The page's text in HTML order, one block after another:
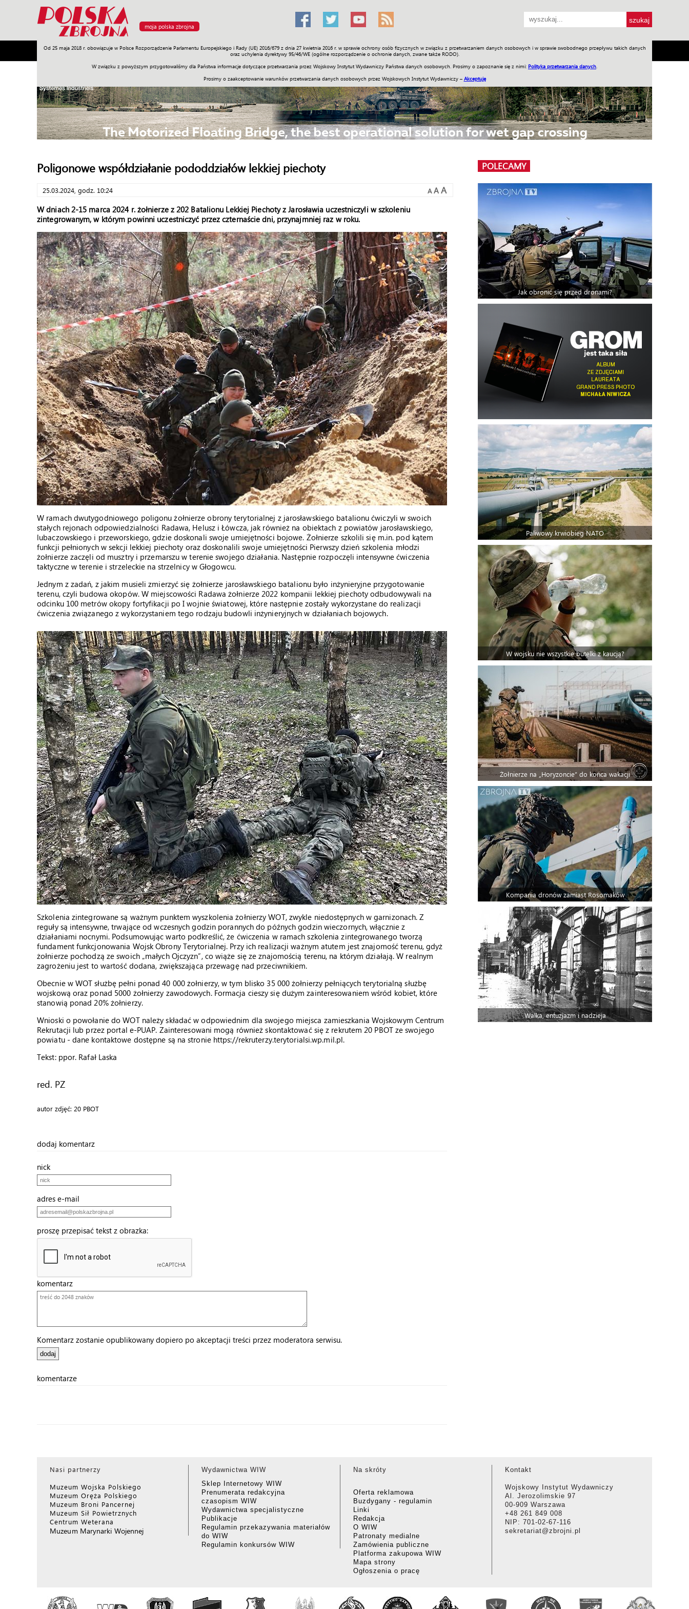
moja polska zbrojna
Od 25 maja 2018 r. obowiązuje w Polsce Rozporządzenie Parlamentu Europejskiego i Rady (UE) 2016/679 z dnia 27 kwietnia 2016 r. w sprawie ochrony osób fizycznych w związku z przetwarzaniem danych osobowych i w sprawie swobodnego przepływu takich danych
oraz uchylenia dyrektywy 95/46/WE (ogólne rozporządzenie o ochronie danych, zwane także RODO).
W związku z powyższym przygotowaliśmy dla Państwa informacje dotyczące przetwarzania przez Wojskowy Instytut Wydawniczy Państwa danych osobowych. Prosimy o zapoznanie się z nimi: Polityka przetwarzania danych
Prosimy o zaakceptowanie warunków przetwarzania danych osobowych przez Wojskowych Instytut Wydawniczy – Akceptuję
Armia Poligon Sprzęt Misje Polityka Prawo Świat Społeczność Sport Historia Galerie Wideo ENGLISH SKLEP Jednodniówki Praca w WIW
Poligonowe współdziałanie pododdziałów lekkiej piechoty
25.03.2024, godz. 10:24 A A A
W dniach 2-15 marca 2024 r. żołnierze z 202 Batalionu Lekkiej Piechoty z Jarosławia uczestniczyli w szkoleniu
zintegrowanym, w którym powinni uczestniczyć przez czternaście dni, przynajmniej raz w roku.
W ramach dwutygodniowego poligonu żołnierze obrony terytorialnej z jarosławskiego batalionu ćwiczyli w swoich
stałych rejonach odpowiedzialności Radawa, Helusz i Łówcza, jak również na obiektach z powiatów jarosławskiego,
lubaczowskiego i przeworskiego, gdzie doskonali swoje umiejętności bojowe. Żołnierze szkolili się m.in. pod kątem
funkcji pełnionych w sekcji lekkiej piechoty oraz doskonalili swoje umiejętności Pierwszy dzień szkolenia młodzi
żołnierze zaczęli od musztry i przemarszu w terenie swojego działania. Następnie rozpoczęli intensywne ćwiczenia
taktyczne w terenie i strzeleckie na strzelnicy w Głogowcu.
Jednym z zadań, z jakim musieli zmierzyć się żołnierze jarosławskiego batalionu było inżynieryjne przygotowanie
terenu, czyli budowa okopów. W miejscowości Radawa żołnierze 2022 kompanii lekkiej piechoty odbudowywali na
odcinku 100 metrów okopy fortyfikacji po I wojnie światowej, które następnie zostały wykorzystane do realizacji
ćwiczenia związanego z wykorzystaniem tego rodzaju budowli inżynieryjnych w działaniach bojowych.
Szkolenia zintegrowane są ważnym punktem wyszkolenia żołnierzy WOT, zwykle niedostępnych w garnizonach. Z
reguły są intensywne, trwające od wczesnych godzin porannych do późnych godzin wieczornych, włącznie z
działaniami nocnymi. Podsumowując warto podkreślić, że ćwiczenia w ramach szkolenia zintegrowanego tworzą
fundament funkcjonowania Wojsk Obrony Terytorialnej. Przy ich realizacji ważnym atutem jest znajomość terenu, gdyż
żołnierze pochodzą ze swoich „małych Ojczyzn”, co wiąże się ze znajomością terenu, na którym działają. W realnym
zagrożeniu jest to wartość dodana, zwiększająca przewagę nad przeciwnikiem.
Obecnie w WOT służbę pełni ponad 40 000 żołnierzy, w tym blisko 35 000 żołnierzy pełniących terytorialną służbę
wojskową oraz ponad 5000 żołnierzy zawodowych. Formacja cieszy się dużym zainteresowaniem wśród kobiet, które
stanowią ponad 20% żołnierzy.
Wnioski o powołanie do WOT należy składać w odpowiednim dla swojego miejsca zamieszkania Wojskowym Centrum
Rekrutacji lub przez portal e-PUAP. Zainteresowani mogą również skontaktować się z rekrutem 20 PBOT ze swojego
powiatu - dane kontaktowe dostępne są na stronie https://rekruterzy.terytorialsi.wp.mil.pl.
Tekst: ppor. Rafał Laska
red. PZ
autor zdjęć: 20 PBOT
dodaj komentarz
nick
adres e-mail
proszę przepisać tekst z obrazka:
komentarz
Komentarz zostanie opublikowany dopiero po akceptacji treści przez moderatora serwisu.
komentarze
POLECAMY
Jak obronić się przed dronami?
Paliwowy krwiobieg NATO
W wojsku nie wszystkie butelki z kaucją?
Żołnierze na „Horyzoncie” do końca wakacji
Kompania dronów zamiast Rosomaków
Walka, entuzjazm i nadzieja
Nasi partnerzy
Muzeum Wojska Polskiego
Muzeum Oręża Polskiego
Muzeum Broni Pancernej
Muzeum Sił Powietrznych
Centrum Weterana
Muzeum Marynarki Wojennej
Wydawnictwa WIW
Sklep Internetowy WIW
Prenumerata redakcyjna
czasopism WIW
Wydawnictwa specjalistyczne
Publikacje
Regulamin przekazywania materiałów
do WIW
Regulamin konkursów WIW
Na skróty
Oferta reklamowa
Buzdygany - regulamin
Linki
Redakcja
O WIW
Patronaty medialne
Zamówienia publiczne
Platforma zakupowa WIW
Mapa strony
Ogłoszenia o pracę
Kontakt
Wojskowy Instytut Wydawniczy
Al. Jerozolimskie 97
00-909 Warszawa
+48 261 849 008
NIP: 701-02-67-116
sekretariat@zbrojni.pl